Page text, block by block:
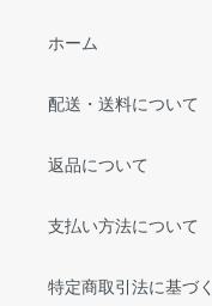
ホーム
配送・送料について
返品について
支払い方法について
特定商取引法に基づ